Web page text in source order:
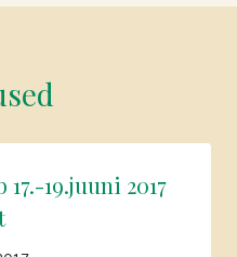
19.juuni 2017